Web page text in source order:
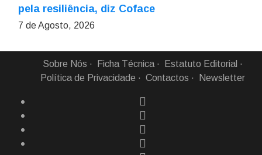
pela resiliência, diz Coface
7 de Agosto, 2026
Sobre Nós Ficha Técnica
Estatuto Editorial
Política de Privacidade
Contactos Newsletter